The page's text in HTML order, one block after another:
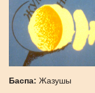
Баспа:Жазушы